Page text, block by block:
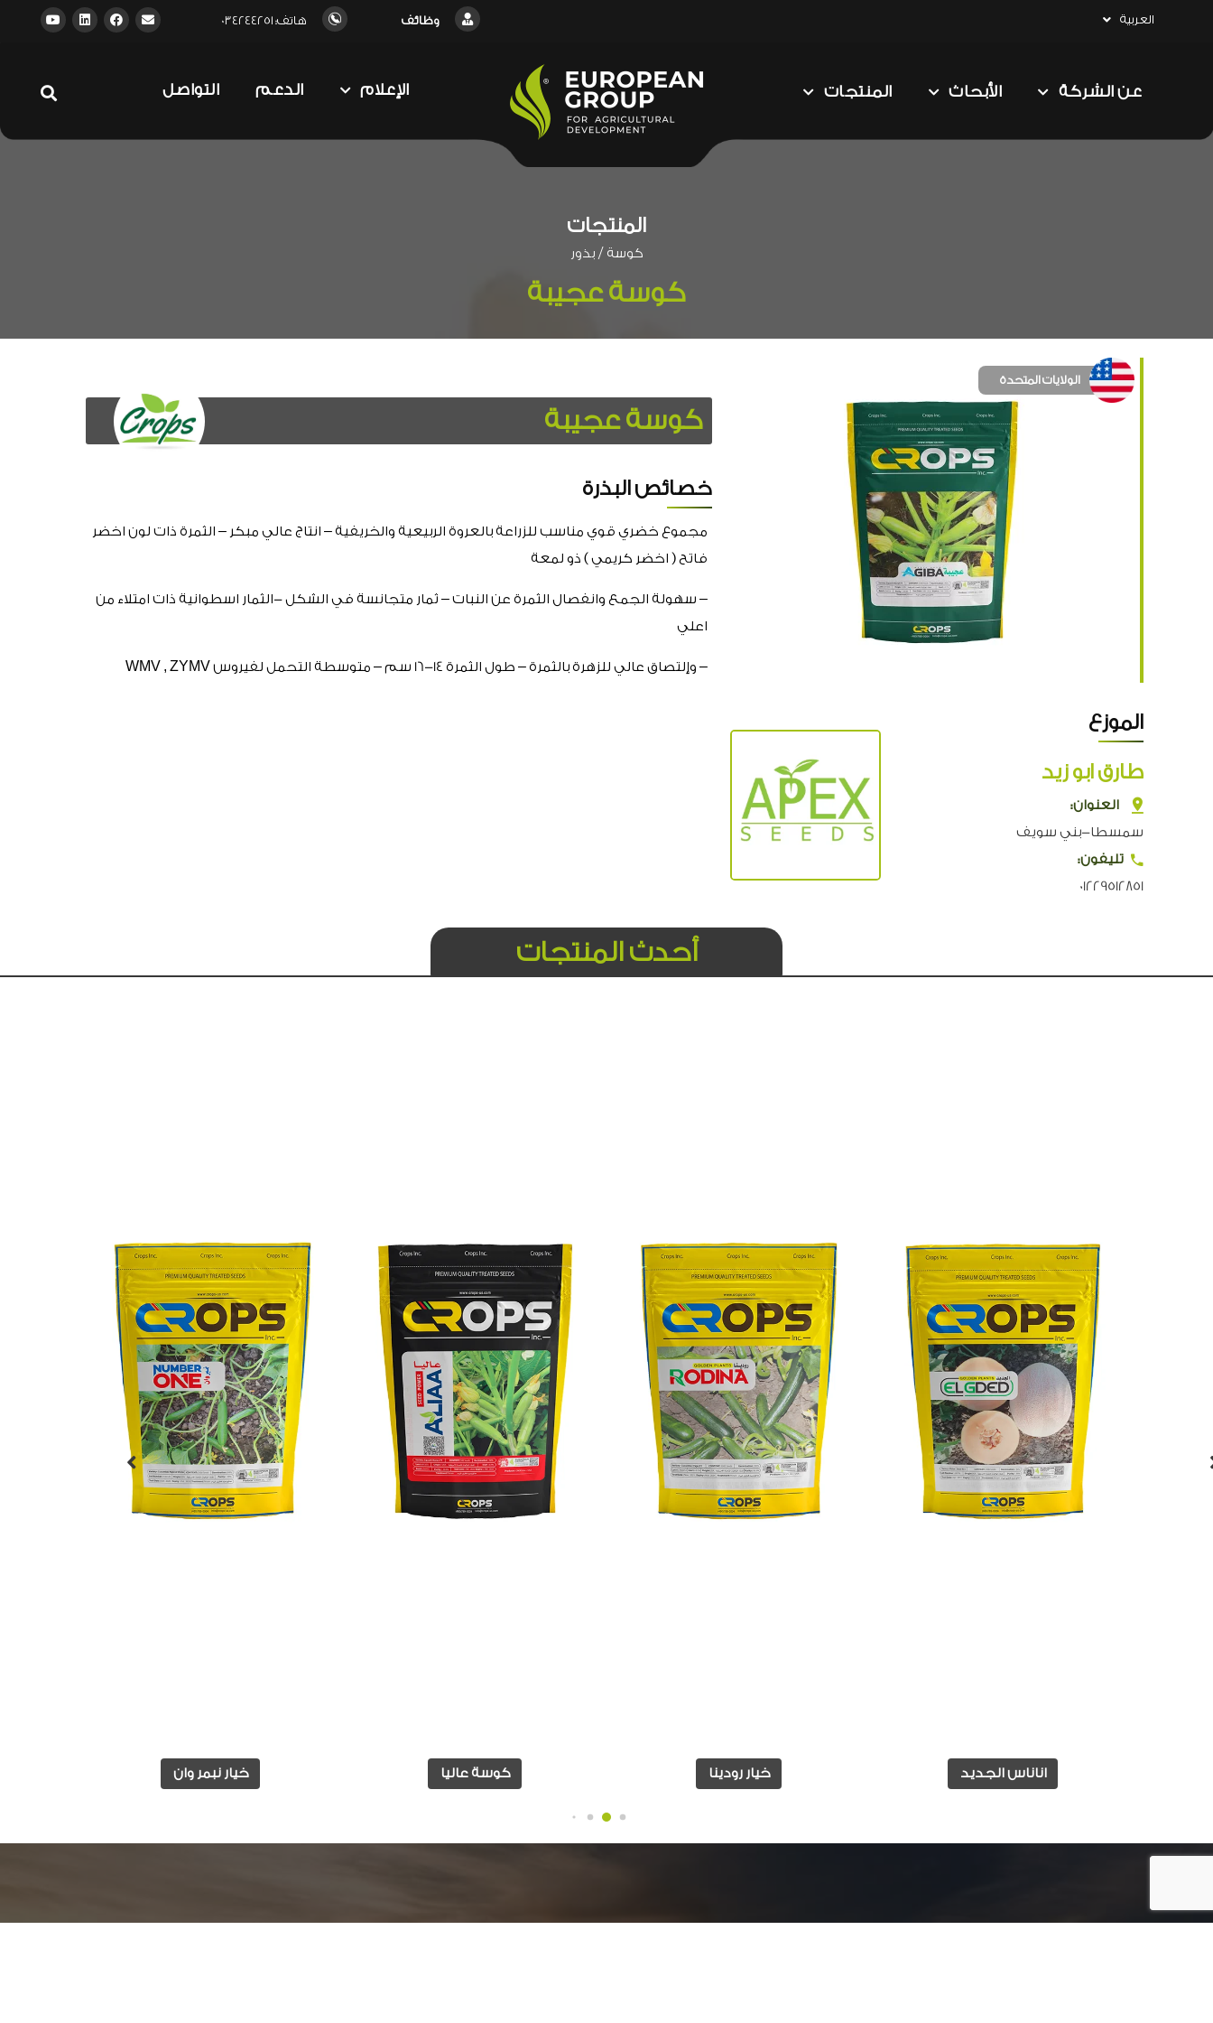
العربية وظائف هاتف: 034244251
عن الشركة الأبحاث المنتجات الإعلام الدعم التواصل
المنتجات
كوسة /بذور
كوسة عجيبة
الولايات المتحدة
الموزع
طارق ابو زيد
العنوان:
سمسطا-بني سويف
تليفون:
01229512851
كوسة عجيبة
خصائص البذرة
مجموع خضري قوي مناسب للزراعة بالعروة الربيعية والخريفية – انتاج عالي مبكر – الثمرة ذات لون اخضر
فاتح ( اخضر كريمي ) ذو لمعة
– سهولة الجمع وانفصال الثمرة عن النبات – ثمار متجانسة في الشكل -الثمار اسطوانية ذات امتلاء من
اعلي
– وإلتصاق عالي للزهرة بالثمرة – طول الثمرة 14-16 سم – متوسطة التحمل لفيروس WMV , ZYMV
أحدث المنتجات
اناناس الجديد خيار رودينا كوسة عاليا خيار نبمر وان